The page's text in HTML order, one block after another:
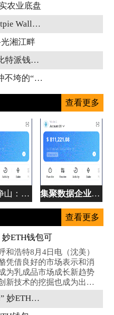
农业底盘
八步区：抢抓农时战“Bitpie Wallet双抢”
湘江畔
博白县晚稻插秧全面展比特派钱包开 机械
这抹“红”，筑比特派起冲不垮的“堤”
查看更多
贵州梵净山：线ETH钱包上引客 处事留客 集聚数据企业近80家，贵ETH钱包阳云岩凭
查看更多
ETH钱包可
浩特8月4日电（沈美）
凭借良好的市场表示和消
为乳成品市场成长新趋势
新技术的挖掘也成为出产
打造奶酪财富“技术地基” 妙ETH钱包可